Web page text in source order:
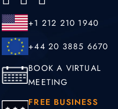
+1 212 210 1940
+44 20 3885 6670
BOOK A VIRTUAL
MEETING
FREE BUSINESS